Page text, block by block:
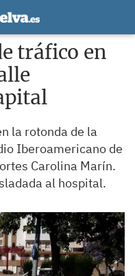
tráfico en
la rotonda de la
Iberoamericano de
Carolina Marín.
al hospital.